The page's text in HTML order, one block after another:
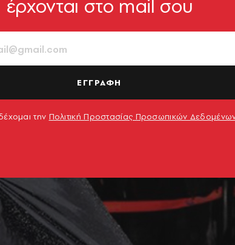
έρχονται στο mail σου
ΕΓΓΡΑΦΗ
την Πολιτική Προστασίας Προσωπικών